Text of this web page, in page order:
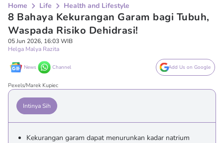
Home Life Health and Lifestyle
8 Bahaya Kekurangan Garam bagi Tubuh,
Waspada Risiko Dehidrasi!
05 Jun 2026, 16:03 WIB
Helga Malya Razita
News Channel Add Us on Google
Pexels/Marek Kupiec
Intinya Sih
Kekurangan garam dapat menurunkan kadar natrium